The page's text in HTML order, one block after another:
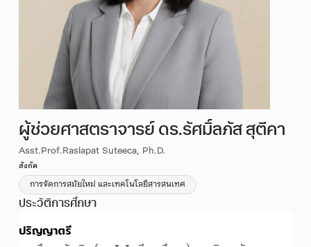
ผู้ช่วยศาสตราจารย์ ดร.รัศมิ์ลภัส สุตีคา
Asst.Prof.Raslapat Suteeca, Ph.D.
สังกัด
การจัดการสมัยใหม่ และเทคโนโลยีสารสนเทศ
ประวัติการศึกษา